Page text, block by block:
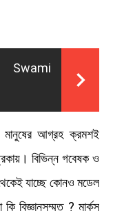
Swami
মানুষের আগ্রহ ক্রমশই
বিভিন্ন গবেষক ও
যাচ্ছে কোনও মডেল
? মার্কস